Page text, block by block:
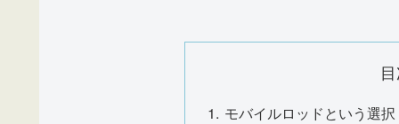
モバイルロッドという選択